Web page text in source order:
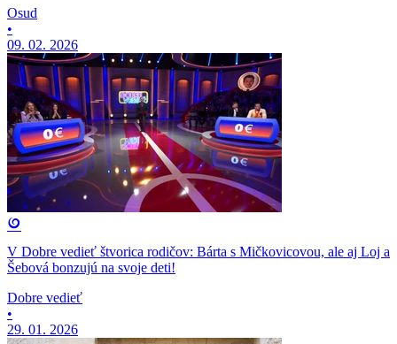
Osud
•
09. 02. 2026
V Dobre vedieť štvorica rodičov: Bárta s Mičkovicovou, ale aj Loj a
Šebová bonzujú na svoje deti!
Dobre vedieť
•
29. 01. 2026